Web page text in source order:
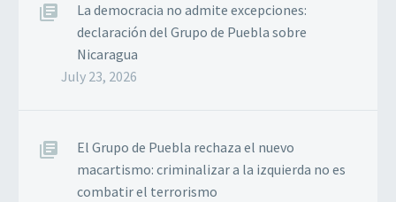
La democracia no admite excepciones:
declaración del Grupo de Puebla sobre
Nicaragua
July 23, 2026
El Grupo de Puebla rechaza el nuevo
macartismo: criminalizar a la izquierda no es
combatir el terrorismo